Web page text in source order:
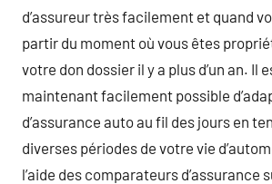
d’assureur très facilement et quand
partir du moment où vous êtes
votre don dossier il y a plus d’un an. Il
maintenant facilement possible
d’assurance auto au fil des jours en
diverses périodes de votre vie
l’aide des comparateurs d’assurance